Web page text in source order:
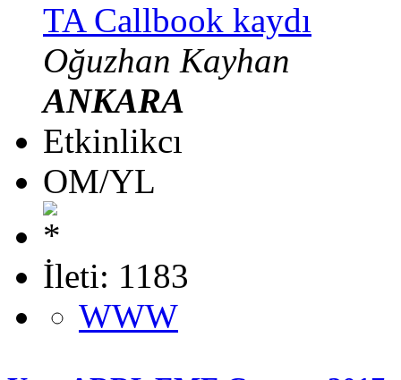
TA Callbook kaydı
Oğuzhan Kayhan
ANKARA
Etkinlikcı
OM/YL
İleti: 1183
WWW